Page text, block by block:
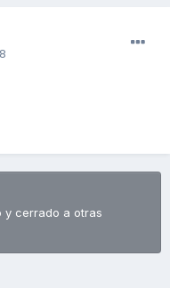
y cerrado a otras